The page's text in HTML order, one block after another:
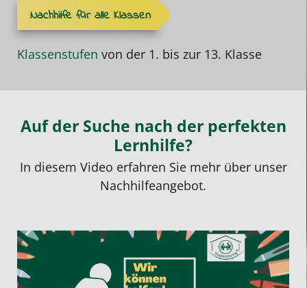
Nachhilfe für alle Klassen
Klassenstufen von der 1. bis zur 13. Klasse
Auf der Suche nach der perfekten
Lernhilfe?
In diesem Video erfahren Sie mehr über unser
Nachhilfeangebot.